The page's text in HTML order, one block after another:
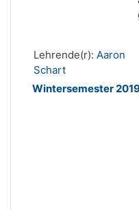
Lehrende(r): Aaron
Schart
Wintersemester